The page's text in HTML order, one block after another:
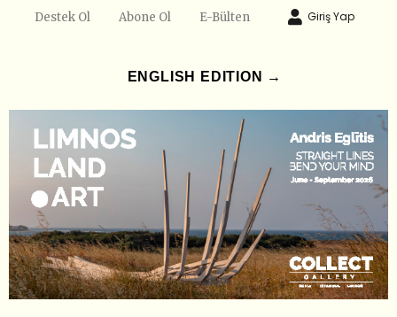
Destek Ol Abone Ol E-Bülten Giriş Yap
ENGLISH EDITION →